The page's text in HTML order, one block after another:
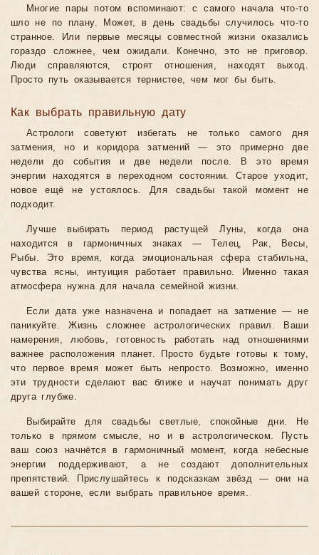
Многие пары потом вспоминают: с самого начала что-то
шло не по плану. Может, в день свадьбы случилось что-то
странное. Или первые месяцы совместной жизни оказались
гораздо сложнее, чем ожидали. Конечно, это не приговор.
Люди справляются, строят отношения, находят выход.
Просто путь оказывается тернистее, чем мог бы быть.
Как выбрать правильную дату
Астрологи советуют избегать не только самого дня
затмения, но и коридора затмений — это примерно две
недели до события и две недели после. В это время
энергии находятся в переходном состоянии. Старое уходит,
новое ещё не устоялось. Для свадьбы такой момент не
подходит.
Лучше выбирать период растущей Луны, когда она
находится в гармоничных знаках — Телец, Рак, Весы,
Рыбы. Это время, когда эмоциональная сфера стабильна,
чувства ясны, интуиция работает правильно. Именно такая
атмосфера нужна для начала семейной жизни.
Если дата уже назначена и попадает на затмение — не
паникуйте. Жизнь сложнее астрологических правил. Ваши
намерения, любовь, готовность работать над отношениями
важнее расположения планет. Просто будьте готовы к тому,
что первое время может быть непросто. Возможно, именно
эти трудности сделают вас ближе и научат понимать друг
друга глубже.
Выбирайте для свадьбы светлые, спокойные дни. Не
только в прямом смысле, но и в астрологическом. Пусть
ваш союз начнётся в гармоничный момент, когда небесные
энергии поддерживают, а не создают дополнительных
препятствий. Прислушайтесь к подсказкам звёзд — они на
вашей стороне, если выбрать правильное время.